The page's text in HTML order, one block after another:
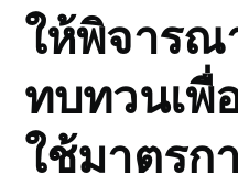
ให้พิจารณ
ทบทวนเพื่
ใช้มาตรก